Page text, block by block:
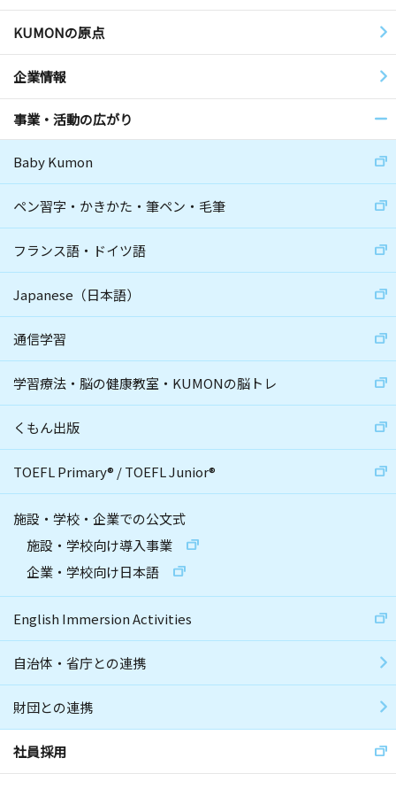
KUMONの原点
企業情報
事業・活動の広がり
Baby Kumon
ペン習字・かきかた・筆ペン・毛筆
フランス語・ドイツ語
Japanese（日本語）
通信学習
学習療法・脳の健康教室・KUMONの脳トレ
くもん出版
TOEFL Primary® /TOEFL Junior®
施設・学校・企業での公文式
施設・学校向け導入事業
企業・学校向け日本語
English Immersion Activities
自治体・省庁との連携
財団との連携
社員採用